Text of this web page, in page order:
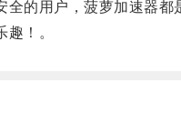
用户，菠萝加速器都
！。